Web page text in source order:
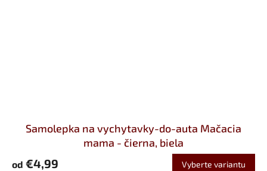
Samolepka na vychytavky-do-auta Mačacia
mama - čierna, biela
od €4,99 Vyberte variantu